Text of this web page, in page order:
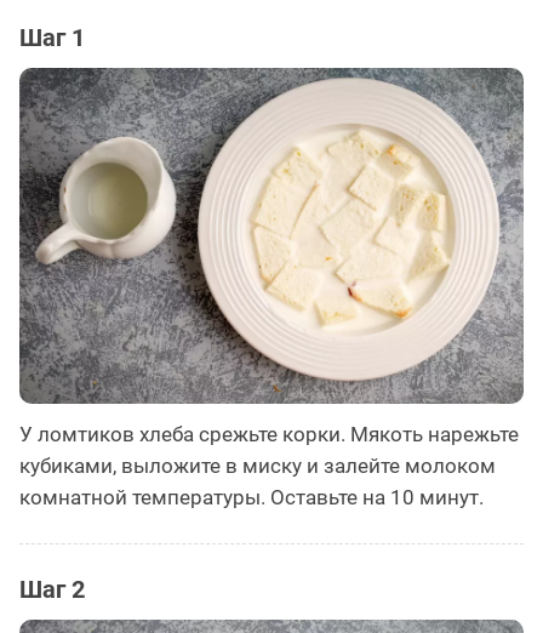
Шаг 1
У ломтиков хлеба срежьте корки. Мякоть нарежьте
кубиками, выложите в миску и залейте молоком
комнатной температуры. Оставьте на 10 минут.
Шаг 2